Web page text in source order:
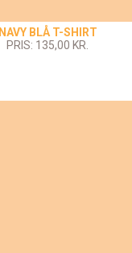
NAVY BLÅ T-SHIRT
PRIS: 135,00 KR.